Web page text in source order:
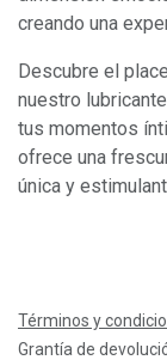
creando una
Descubre el
nuestro
tus momentos
ofrece una
única y
Términos y
Grantía de